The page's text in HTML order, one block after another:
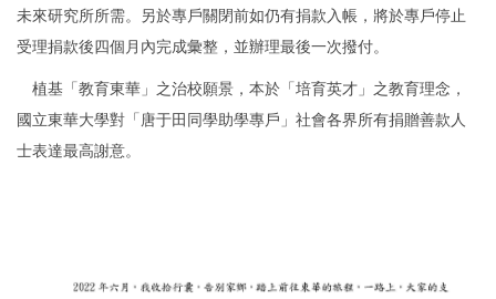
未來研究所所需。另於專戶關閉前如仍有捐款入帳，將於專戶停止
受理捐款後四個月內完成彙整，並辦理最後一次撥付。
植基「教育東華」之治校願景，本於「培育英才」之教育理念，
國立東華大學對「唐于田同學助學專戶」社會各界所有捐贈善款人
士表達最高謝意。